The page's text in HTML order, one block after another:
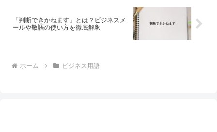
「判断できかねます」とは？ビジネスメ
ールや敬語の使い方を徹底解釈
ホーム ビジネス用語